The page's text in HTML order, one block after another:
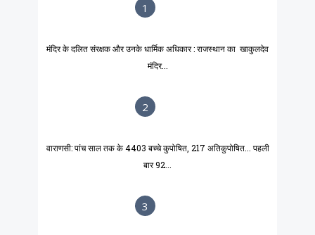
1
मंदिर के दलित संरक्षक और उनके धार्मिक अधिकार : राजस्थान का खाकुलदेव
मंदिर...
2
वाराणसी: पांच साल तक के 4403 बच्चे कुपोषित, 217 अतिकुपोषित... पहली
बार 92...
3